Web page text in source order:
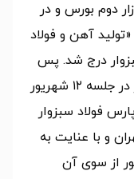
دوم بورس و در
آهن و فولاد
با نماد فسبزوار درج شد. پس
از موافقت هیات ‌پذیرش اوراق بهادار در جلسه ۱۲ شهریور
فولاد سبزوار
و با عنایت به
از سوی آن